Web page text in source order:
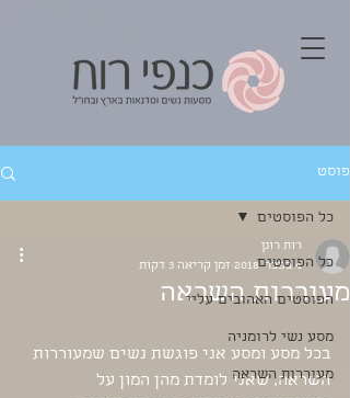
פוסט
כל הפוסטים
הפוסטים האהובים עליי
מסע נשי לרומניה
מעוררות השראה
כל הפוסטים
מעוררות השראה
רות רונן
4 בפבר׳ 2018
זמן קריאה 3 דקות
בכל מסע ומסע אני פוגשת נשים שמעוררות
השראה, שאני לומדת מהן המון על